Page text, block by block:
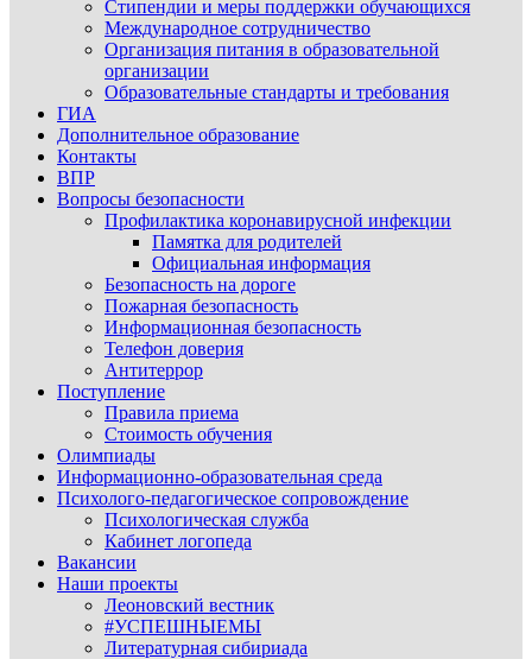
Стипендии и меры поддержки обучающихся
Международное сотрудничество
Организация питания в образовательной
организации
Образовательные стандарты и требования
ГИА
Дополнительное образование
Контакты
ВПР
Вопросы безопасности
Профилактика коронавирусной инфекции
Памятка для родителей
Официальная информация
Безопасность на дороге
Пожарная безопасность
Информационная безопасность
Телефон доверия
Антитеррор
Поступление
Правила приема
Стоимость обучения
Олимпиады
Информационно-образовательная среда
Психолого-педагогическое сопровождение
Психологическая служба
Кабинет логопеда
Вакансии
Наши проекты
Леоновский вестник
#УСПЕШНЫЕМЫ
Литературная сибириада